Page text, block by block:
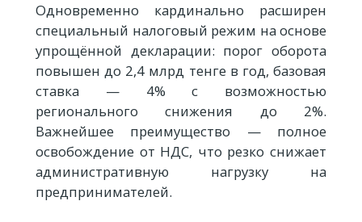
Одновременно кардинально расширен
специальный налоговый режим на основе
упрощённой декларации: порог оборота
повышен до 2,4 млрд тенге в год, базовая
ставка — 4% с возможностью
регионального снижения до 2%.
Важнейшее преимущество — полное
освобождение от НДС, что резко снижает
административную нагрузку на
предпринимателей.